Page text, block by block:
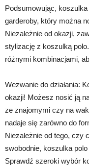
Podsumowując,
garderoby, który można
Niezależnie od okazji,
stylizację z koszulką
różnymi kombinacjami,
Wezwanie do działania:
okazji! Możesz nosić ją
ze znajomymi czy na
nadaje się zarówno do
Niezależnie od tego, czy
swobodnie, koszulka
Sprawdź szeroki wybór